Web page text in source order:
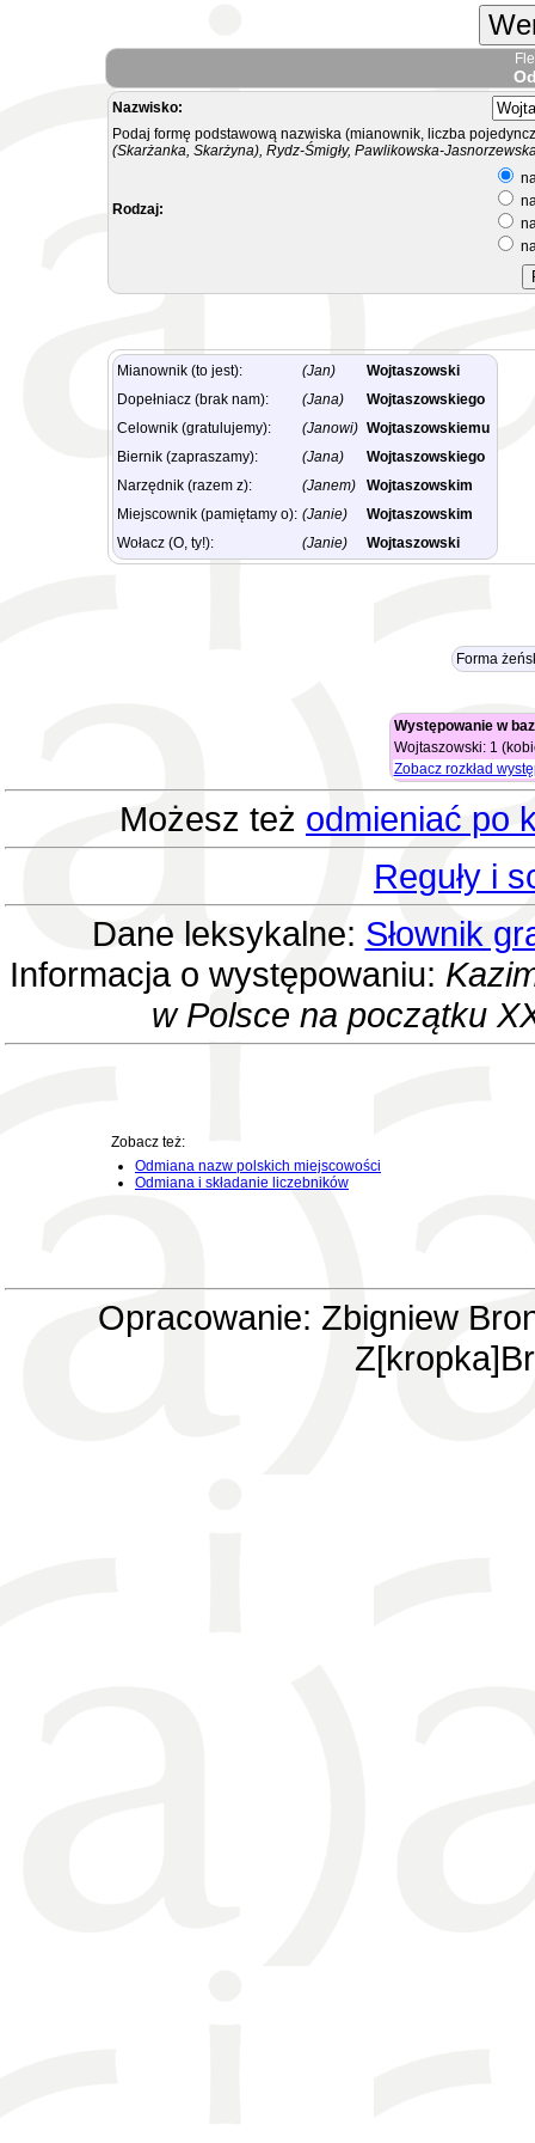
Nazwisko:
Podaj formę podstawową nazwiska (mianownik, liczba
(Skarżanka, Skarżyna), Rydz-Śmigły, Pawlikowska-
Rodzaj:
Mianownik (to jest): (Jan)
Wojtaszowski
Dopełniacz (brak nam):
(Jana)
Wojtaszowskiego
Celownik (gratulujemy):
(Janowi) Wojtaszowskiemu
Biernik (zapraszamy):
(Jana)
Wojtaszowskiego
Narzędnik (razem z):
(Janem)
Wojtaszowskim
Miejscownik (pamiętamy o): (Janie)
Wojtaszowskim
Wołacz (O, ty!):
(Janie) Wojtaszowski
Forma
Występowanie w
Wojtaszowski: 1
Zobacz rozkład
Możesz też odmieniać po
Reguły i
Dane leksykalne: Słownik
Informacja o występowaniu:
w Polsce na początku
Zobacz też:
Odmiana nazw polskich miejscowości
Odmiana i składanie liczebników
Opracowanie: Zbigniew